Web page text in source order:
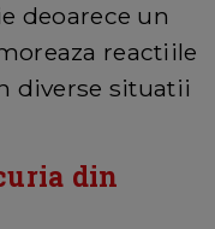
deoarece un
reactiile
diverse situatii
din